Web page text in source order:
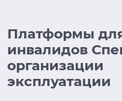
Платформы
инвалидов
организации
эксплуатации